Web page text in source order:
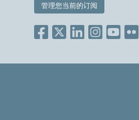
管理您当前的订阅